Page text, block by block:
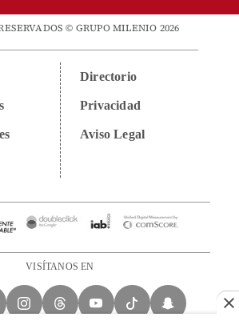
© GRUPO MILENIO 2026
Directorio
Privacidad
Aviso Legal
VISÍTANOS EN